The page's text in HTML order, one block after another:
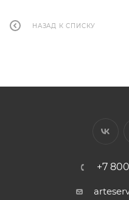
НАЗАД К СПИСКУ
+7